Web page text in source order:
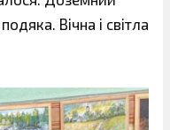
Вічна і світла